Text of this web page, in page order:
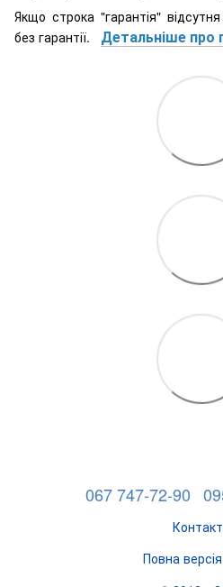
Якщо строка "гарантія"
без гарантії. Детальніше про
067 747-72-90
Повна